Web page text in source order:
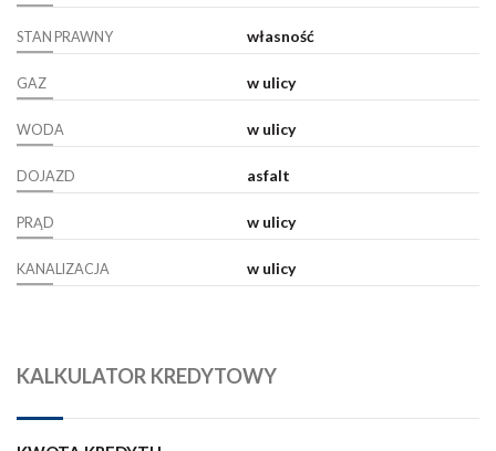
STAN PRAWNY własność
GAZ w ulicy
WODA w ulicy
DOJAZD asfalt
PRĄD w ulicy
KANALIZACJA w ulicy
KALKULATOR KREDYTOWY